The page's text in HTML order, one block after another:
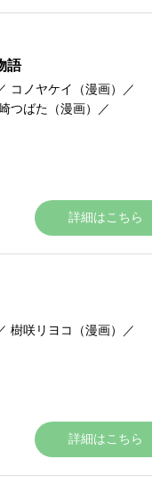
語
コノヤケイ（漫画）
／
つばた（漫画）
／
詳細はこちら
樹咲リヨコ（漫画）
／
詳細はこちら